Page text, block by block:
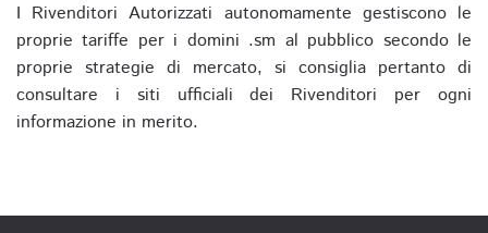
I Rivenditori Autorizzati autonomamente gestiscono le
proprie tariffe per i domini .sm al pubblico secondo le
proprie strategie di mercato, si consiglia pertanto di
consultare i siti ufficiali dei Rivenditori per ogni
informazione in merito.